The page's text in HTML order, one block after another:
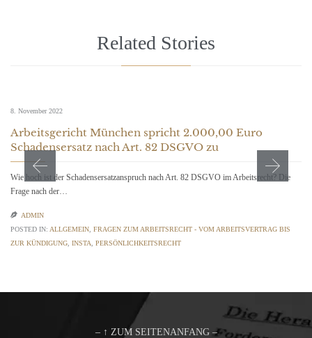
Related Stories
8. November 2022
Arbeitsgericht München spricht 2.000,00 Euro
Schadensersatz nach Art. 82 DSGVO zu
Wie hoch ist der Schadensersatzanspruch nach Art. 82 DSGVO im Arbeitsrecht? Die
Frage nach der…
 ADMIN
POSTED IN: ALLGEMEIN FRAGEN ZUM ARBEITSRECHT - VOM ARBEITSVERTRAG BIS
ZUR KÜNDIGUNG INSTA PERSÖNLICHKEITSRECHT
– ↑ ZUM SEITENANFANG –